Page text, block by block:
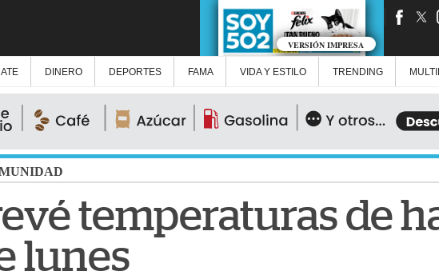
VERSIÓN IMPRESA
DINERO DEPORTES FAMA VIDA Y ESTILO TRENDING
temperaturas de
lunes